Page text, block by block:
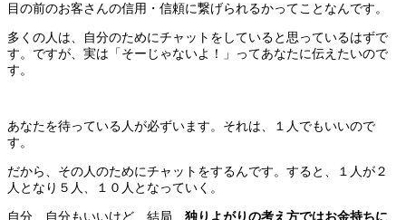
目の前のお客さんの信用・信頼に繋げられるかってことなんです。
多くの人は、自分のためにチャットをしていると思っているはずで
す。ですが、実は「そーじゃないよ！」ってあなたに伝えたいので
す。
あなたを待っている人が必ずいます。それは、１人でもいいので
す。
だから、その人のためにチャットをするんです。すると、１人が２
人となり５人、１０人となっていく。
自分、自分もいいけど、結局、 独りよがりの考え方ではお金持ちに